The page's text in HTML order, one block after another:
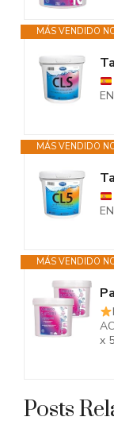
MÁS VENDIDO
MÁS VENDIDO
MÁS VENDIDO
x
Posts